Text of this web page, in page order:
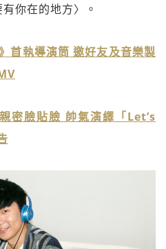
你在的地方〉。
首執導演筒 邀好友及音樂製
密臉貼臉 帥氣演繹「Let’s